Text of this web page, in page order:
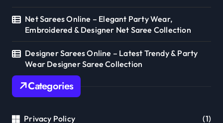
Net Sarees Online – Elegant Party Wear,
Embroidered & Designer Net Saree Collection
Designer Sarees Online – Latest Trendy & Party
Wear Designer Saree Collection
Categories
Privacy Policy (1)